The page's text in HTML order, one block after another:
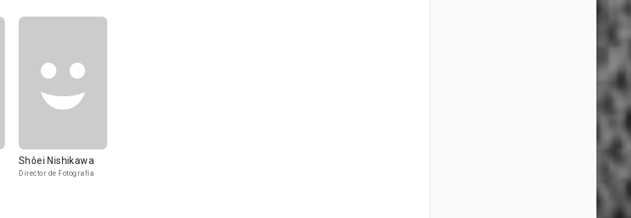
Shôei Nishikawa
Director de Fotografía